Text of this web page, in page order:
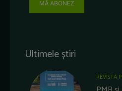
MĂ ABONEZ
Ultimele știri
REVISTA